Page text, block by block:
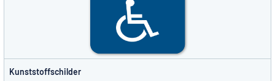
Kunststoffschilder